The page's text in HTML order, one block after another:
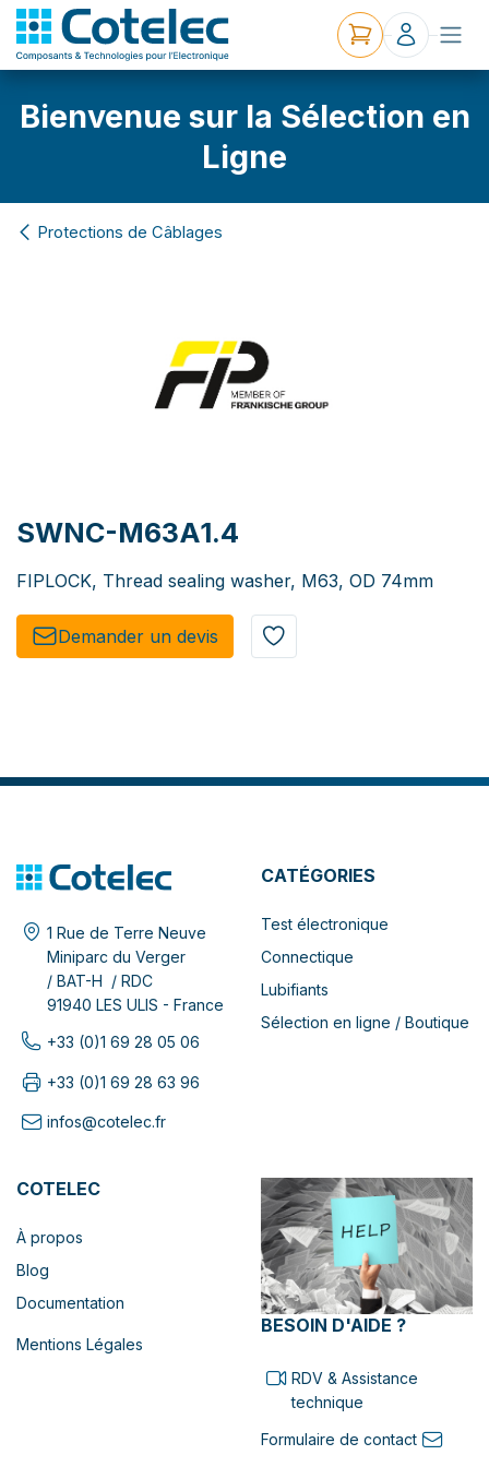
Bienvenue sur la Sélection en
Ligne
Protections de Câblages
SWNC-M63A1.4
FIPLOCK, Thread sealing washer, M63, OD 74mm
Demander un de​​vis​​
1 Rue de Terre Neuve
Miniparc du Verger
/ BAT-H / RDC
91940 LES ULIS - France
+33 (0)1 69 28 05 06
+33 (0)1 69 28 63 96
infos@cotelec.fr
CATÉGORIES
Test électronique
Connectique
Lubifiants
Sélection en ligne / Boutique
COTELEC
À propos
Blog
Documentation
Mentions Légales
BESOIN D'AIDE ?
RDV & Assistance
technique
Formulaire de contact